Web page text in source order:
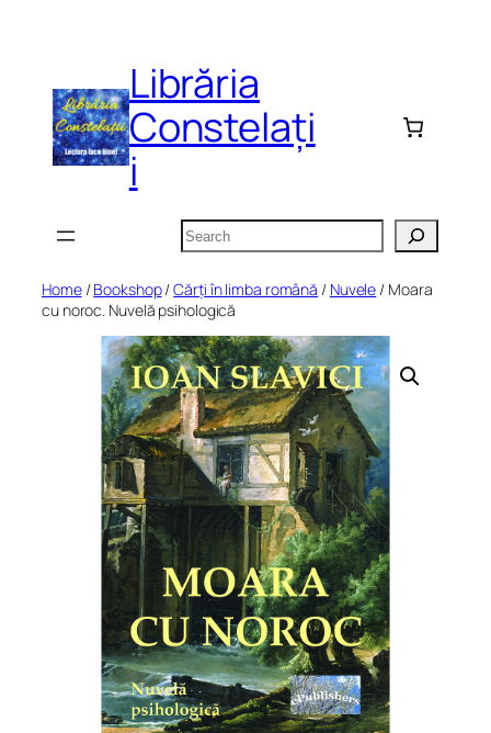
Librăria
Constelați
i
Search
Home/Bookshop/Cărți în limba română / Nuvele / Moara
cu noroc. Nuvelă psihologică